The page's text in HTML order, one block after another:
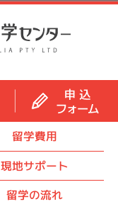
留学費用
現地サポート
留学の流れ